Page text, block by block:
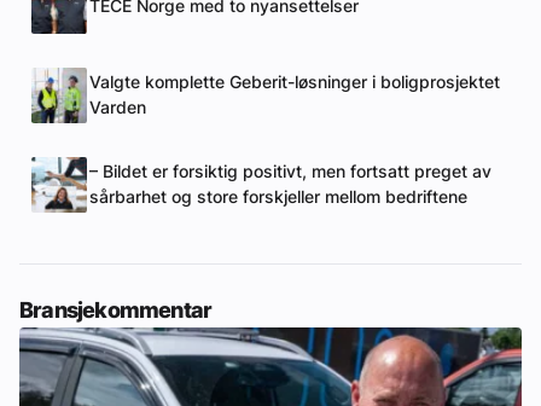
TECE Norge med to nyansettelser
Valgte komplette Geberit-løsninger i boligprosjektet
Varden
– Bildet er forsiktig positivt, men fortsatt preget av
sårbarhet og store forskjeller mellom bedriftene
Bransjekommentar